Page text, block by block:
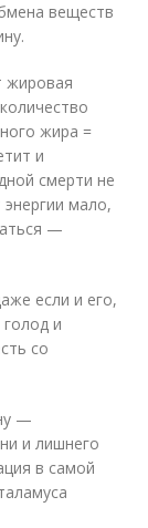
веществ
жировая
жира =
и
смерти не
мало,
—
если и его,
и
со
—
и лишнего
в самой